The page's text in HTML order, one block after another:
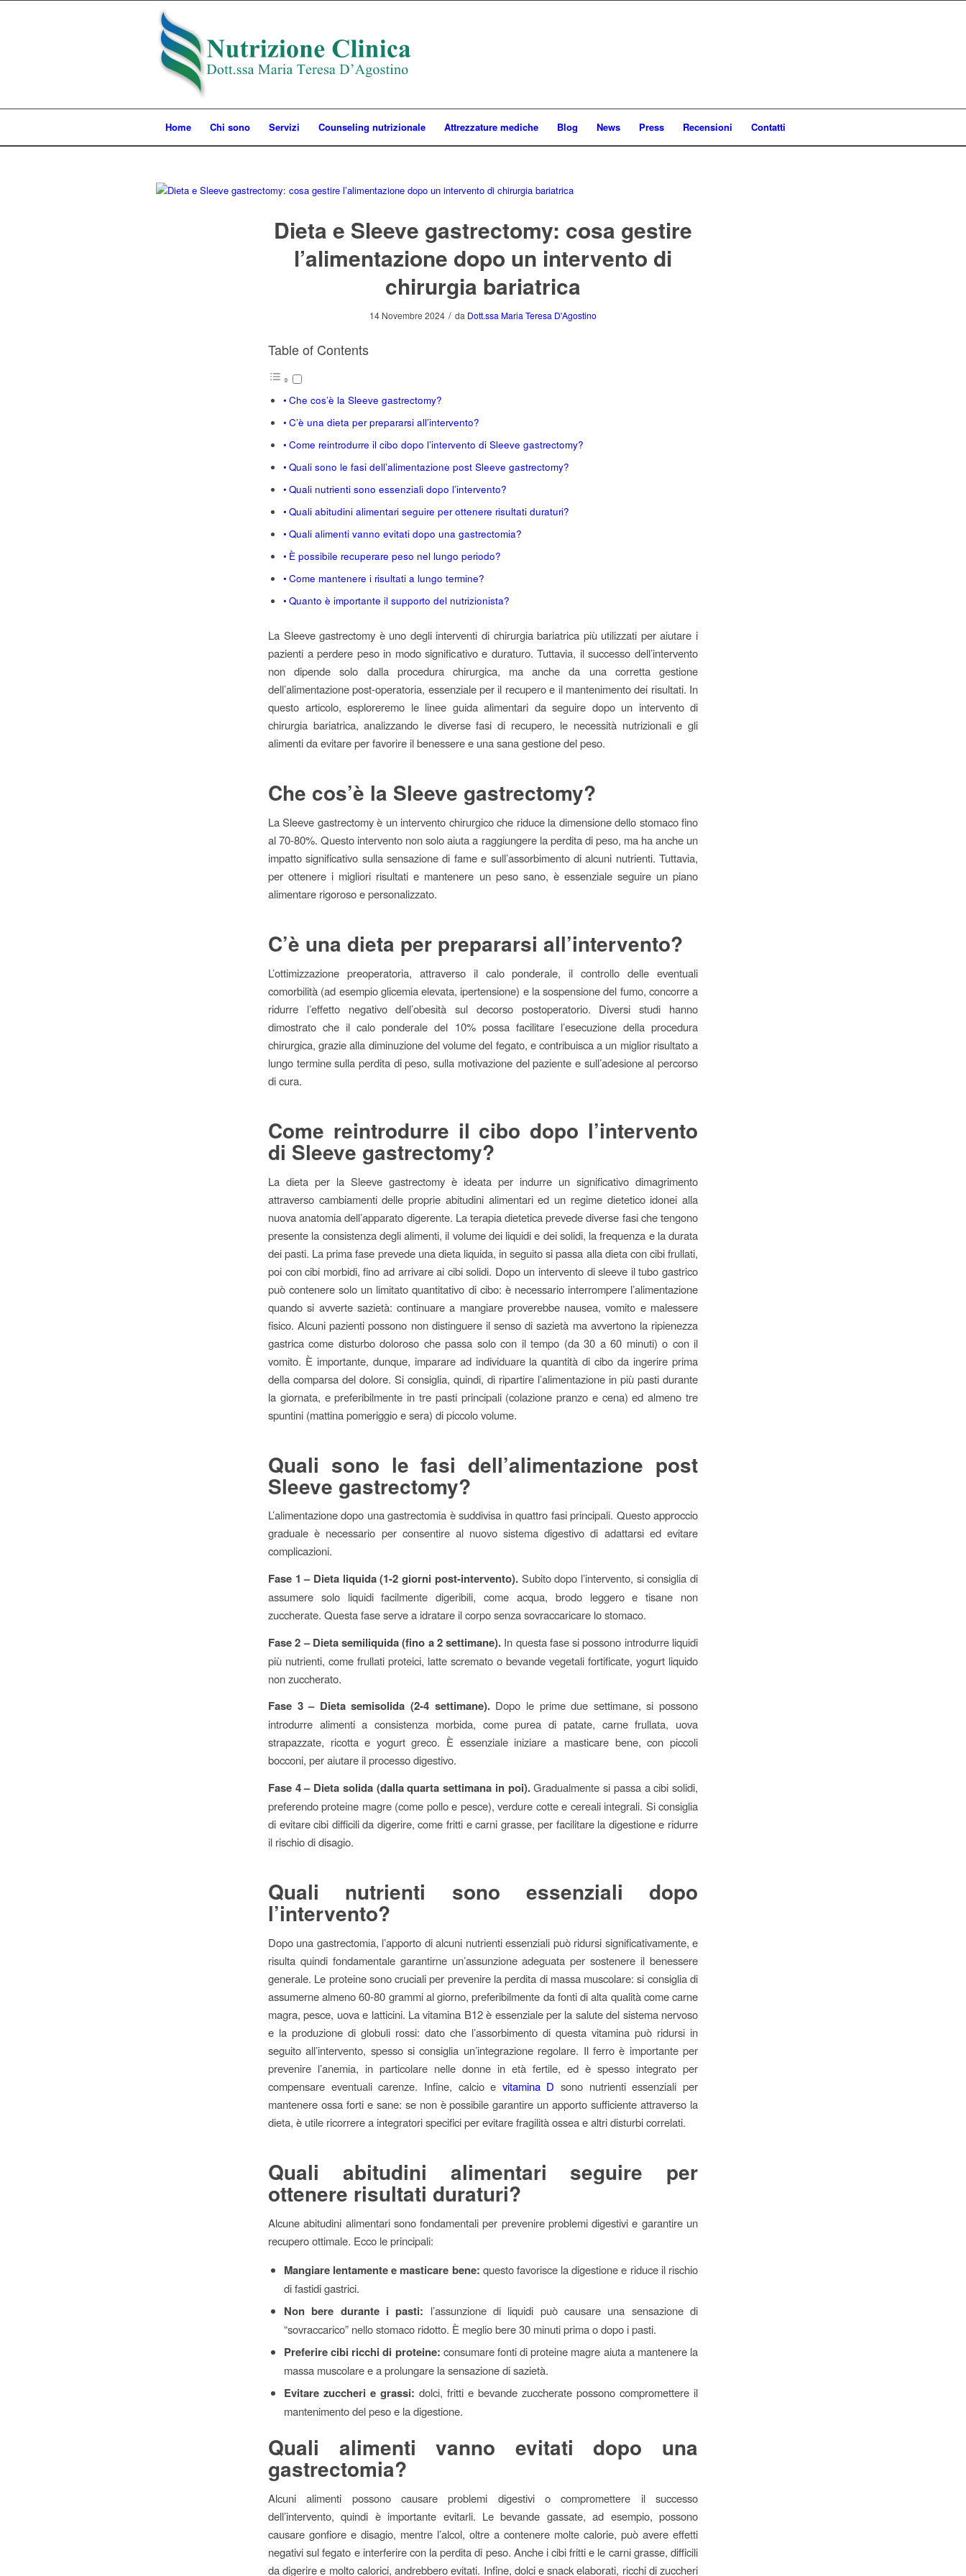
Home Chi sono Servizi Counseling nutrizionale Attrezzature mediche Blog News Press Recensioni Contatti
Dieta e Sleeve gastrectomy: cosa gestire
l’alimentazione dopo un intervento di
chirurgia bariatrica
14 Novembre 2024 / da Dott.ssa Maria Teresa D'Agostino
Table of Contents
Che cos’è la Sleeve gastrectomy?
C’è una dieta per prepararsi all’intervento?
Come reintrodurre il cibo dopo l’intervento di Sleeve gastrectomy?
Quali sono le fasi dell’alimentazione post Sleeve gastrectomy?
Quali nutrienti sono essenziali dopo l’intervento?
Quali abitudini alimentari seguire per ottenere risultati duraturi?
Quali alimenti vanno evitati dopo una gastrectomia?
È possibile recuperare peso nel lungo periodo?
Come mantenere i risultati a lungo termine?
Quanto è importante il supporto del nutrizionista?
La Sleeve gastrectomy è uno degli interventi di chirurgia bariatrica più utilizzati per aiutare i
pazienti a perdere peso in modo significativo e duraturo. Tuttavia, il successo dell’intervento
non dipende solo dalla procedura chirurgica, ma anche da una corretta gestione
dell’alimentazione post-operatoria, essenziale per il recupero e il mantenimento dei risultati. In
questo articolo, esploreremo le linee guida alimentari da seguire dopo un intervento di
chirurgia bariatrica, analizzando le diverse fasi di recupero, le necessità nutrizionali e gli
alimenti da evitare per favorire il benessere e una sana gestione del peso.
Che cos’è la Sleeve gastrectomy?
La Sleeve gastrectomy è un intervento chirurgico che riduce la dimensione dello stomaco fino
al 70-80%. Questo intervento non solo aiuta a raggiungere la perdita di peso, ma ha anche un
impatto significativo sulla sensazione di fame e sull’assorbimento di alcuni nutrienti. Tuttavia,
per ottenere i migliori risultati e mantenere un peso sano, è essenziale seguire un piano
alimentare rigoroso e personalizzato.
C’è una dieta per prepararsi all’intervento?
L’ottimizzazione preoperatoria, attraverso il calo ponderale, il controllo delle eventuali
comorbilità (ad esempio glicemia elevata, ipertensione) e la sospensione del fumo, concorre a
ridurre l’effetto negativo dell’obesità sul decorso postoperatorio. Diversi studi hanno
dimostrato che il calo ponderale del 10% possa facilitare l’esecuzione della procedura
chirurgica, grazie alla diminuzione del volume del fegato, e contribuisca a un miglior risultato a
lungo termine sulla perdita di peso, sulla motivazione del paziente e sull’adesione al percorso
di cura.
Come reintrodurre il cibo dopo l’intervento
di Sleeve gastrectomy?
La dieta per la Sleeve gastrectomy è ideata per indurre un significativo dimagrimento
attraverso cambiamenti delle proprie abitudini alimentari ed un regime dietetico idonei alla
nuova anatomia dell’apparato digerente. La terapia dietetica prevede diverse fasi che tengono
presente la consistenza degli alimenti, il volume dei liquidi e dei solidi, la frequenza e la durata
dei pasti. La prima fase prevede una dieta liquida, in seguito si passa alla dieta con cibi frullati,
poi con cibi morbidi, fino ad arrivare ai cibi solidi. Dopo un intervento di sleeve il tubo gastrico
può contenere solo un limitato quantitativo di cibo: è necessario interrompere l’alimentazione
quando si avverte sazietà: continuare a mangiare proverebbe nausea, vomito e malessere
fisico. Alcuni pazienti possono non distinguere il senso di sazietà ma avvertono la ripienezza
gastrica come disturbo doloroso che passa solo con il tempo (da 30 a 60 minuti) o con il
vomito. È importante, dunque, imparare ad individuare la quantità di cibo da ingerire prima
della comparsa del dolore. Si consiglia, quindi, di ripartire l’alimentazione in più pasti durante
la giornata, e preferibilmente in tre pasti principali (colazione pranzo e cena) ed almeno tre
spuntini (mattina pomeriggio e sera) di piccolo volume.
Quali sono le fasi dell’alimentazione post
Sleeve gastrectomy?
L’alimentazione dopo una gastrectomia è suddivisa in quattro fasi principali. Questo approccio
graduale è necessario per consentire al nuovo sistema digestivo di adattarsi ed evitare
complicazioni.
Fase 1 – Dieta liquida (1-2 giorni post-intervento).Subito dopo l’intervento, si consiglia di
assumere solo liquidi facilmente digeribili, come acqua, brodo leggero e tisane non
zuccherate. Questa fase serve a idratare il corpo senza sovraccaricare lo stomaco.
Fase 2 – Dieta semiliquida (fino a 2 settimane). In questa fase si possono introdurre liquidi
più nutrienti, come frullati proteici, latte scremato o bevande vegetali fortificate, yogurt liquido
non zuccherato.
Fase 3 – Dieta semisolida (2-4 settimane).Dopo le prime due settimane, si possono
introdurre alimenti a consistenza morbida, come purea di patate, carne frullata, uova
strapazzate, ricotta e yogurt greco. È essenziale iniziare a masticare bene, con piccoli
bocconi, per aiutare il processo digestivo.
Fase 4 – Dieta solida (dalla quarta settimana in poi).Gradualmente si passa a cibi solidi,
preferendo proteine magre (come pollo e pesce), verdure cotte e cereali integrali. Si consiglia
di evitare cibi difficili da digerire, come fritti e carni grasse, per facilitare la digestione e ridurre
il rischio di disagio.
Quali nutrienti sono essenziali dopo
l’intervento?
Dopo una gastrectomia, l’apporto di alcuni nutrienti essenziali può ridursi significativamente, e
risulta quindi fondamentale garantirne un’assunzione adeguata per sostenere il benessere
generale. Le proteine sono cruciali per prevenire la perdita di massa muscolare: si consiglia di
assumerne almeno 60-80 grammi al giorno, preferibilmente da fonti di alta qualità come carne
magra, pesce, uova e latticini. La vitamina B12 è essenziale per la salute del sistema nervoso
e la produzione di globuli rossi: dato che l’assorbimento di questa vitamina può ridursi in
seguito all’intervento, spesso si consiglia un’integrazione regolare. Il ferro è importante per
prevenire l’anemia, in particolare nelle donne in età fertile, ed è spesso integrato per
compensare eventuali carenze. Infine, calcio e vitamina D sono nutrienti essenziali per
mantenere ossa forti e sane: se non è possibile garantire un apporto sufficiente attraverso la
dieta, è utile ricorrere a integratori specifici per evitare fragilità ossea e altri disturbi correlati.
Quali abitudini alimentari seguire per
ottenere risultati duraturi?
Alcune abitudini alimentari sono fondamentali per prevenire problemi digestivi e garantire un
recupero ottimale. Ecco le principali:
Mangiare lentamente e masticare bene: questo favorisce la digestione e riduce il rischio
di fastidi gastrici.
Non bere durante i pasti: l’assunzione di liquidi può causare una sensazione di
“sovraccarico” nello stomaco ridotto. È meglio bere 30 minuti prima o dopo i pasti.
Preferire cibi ricchi di proteine: consumare fonti di proteine magre aiuta a mantenere la
massa muscolare e a prolungare la sensazione di sazietà.
Evitare zuccheri e grassi: dolci, fritti e bevande zuccherate possono compromettere il
mantenimento del peso e la digestione.
Quali alimenti vanno evitati dopo una
gastrectomia?
Alcuni alimenti possono causare problemi digestivi o compromettere il successo
dell’intervento, quindi è importante evitarli. Le bevande gassate, ad esempio, possono
causare gonfiore e disagio, mentre l’alcol, oltre a contenere molte calorie, può avere effetti
negativi sul fegato e interferire con la perdita di peso. Anche i cibi fritti e le carni grasse, difficili
da digerire e molto calorici, andrebbero evitati. Infine, dolci e snack elaborati, ricchi di zuccheri